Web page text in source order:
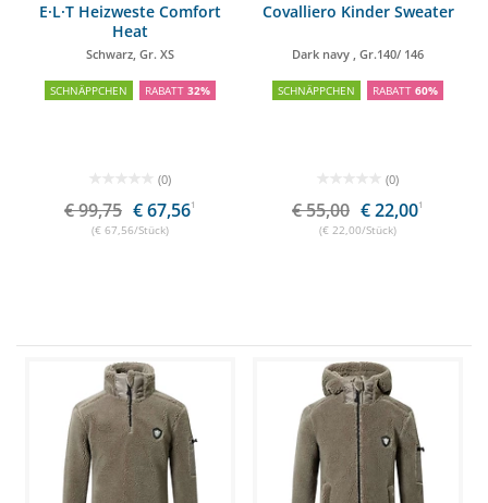
E·L·T Heizweste Comfort
Heat
Schwarz, Gr. XS
SCHNÄPPCHEN RABATT 32%
(0)
€ 99,75 € 67,561
(€ 67,56/Stück)
Covalliero Kinder Sweater
Dark navy , Gr.140/ 146
SCHNÄPPCHEN RABATT 60%
(0)
€ 55,00 € 22,001
(€ 22,00/Stück)